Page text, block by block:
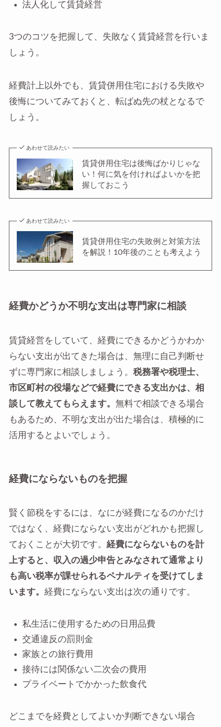
法人化して賃貸経営
3つのコツを把握して、失敗なく賃貸経営を行いま
しょう。
経費計上以外でも、賃貸併用住宅における失敗や
後悔についてみておくと、転ばぬ先の杖となるで
しょう。
あわせて読みたい
賃貸併用住宅は後悔ばかりじゃな
い！何に気を付ければよいかを把
握しておこう
あわせて読みたい
賃貸併用住宅の失敗例と対策方法
を解説！10年後のことも考えよう
経費かどうか不明な支出は専門家に相談
賃貸経営をしていて、経費にできるかどうかわか
らない支出が出てきた場合は、無理に自己判断せ
ずに専門家に相談しましょう。 税務署や税理士、
市区町村の役場などで経費にできる支出かは、相
談して教えてもらえます。 無料で相談できる場合
もあるため、不明な支出が出た場合は、積極的に
活用するとよいでしょう。
経費にならないものを把握
賢く節税をするには、なにが経費になるのかだけ
ではなく、経費にならない支出がどれかも把握し
ておくことが大切です。 経費にならないものを計
上すると、収入の過少申告とみなされて通常より
も高い税率が課せられるペナルティを受けてしま
います。 経費にならない支出は次の通りです。
私生活に使用するための日用品費
交通違反の罰則金
家族との旅行費用
接待には関係ない二次会の費用
プライベートでかかった飲食代
どこまでを経費としてよいか判断できない場合